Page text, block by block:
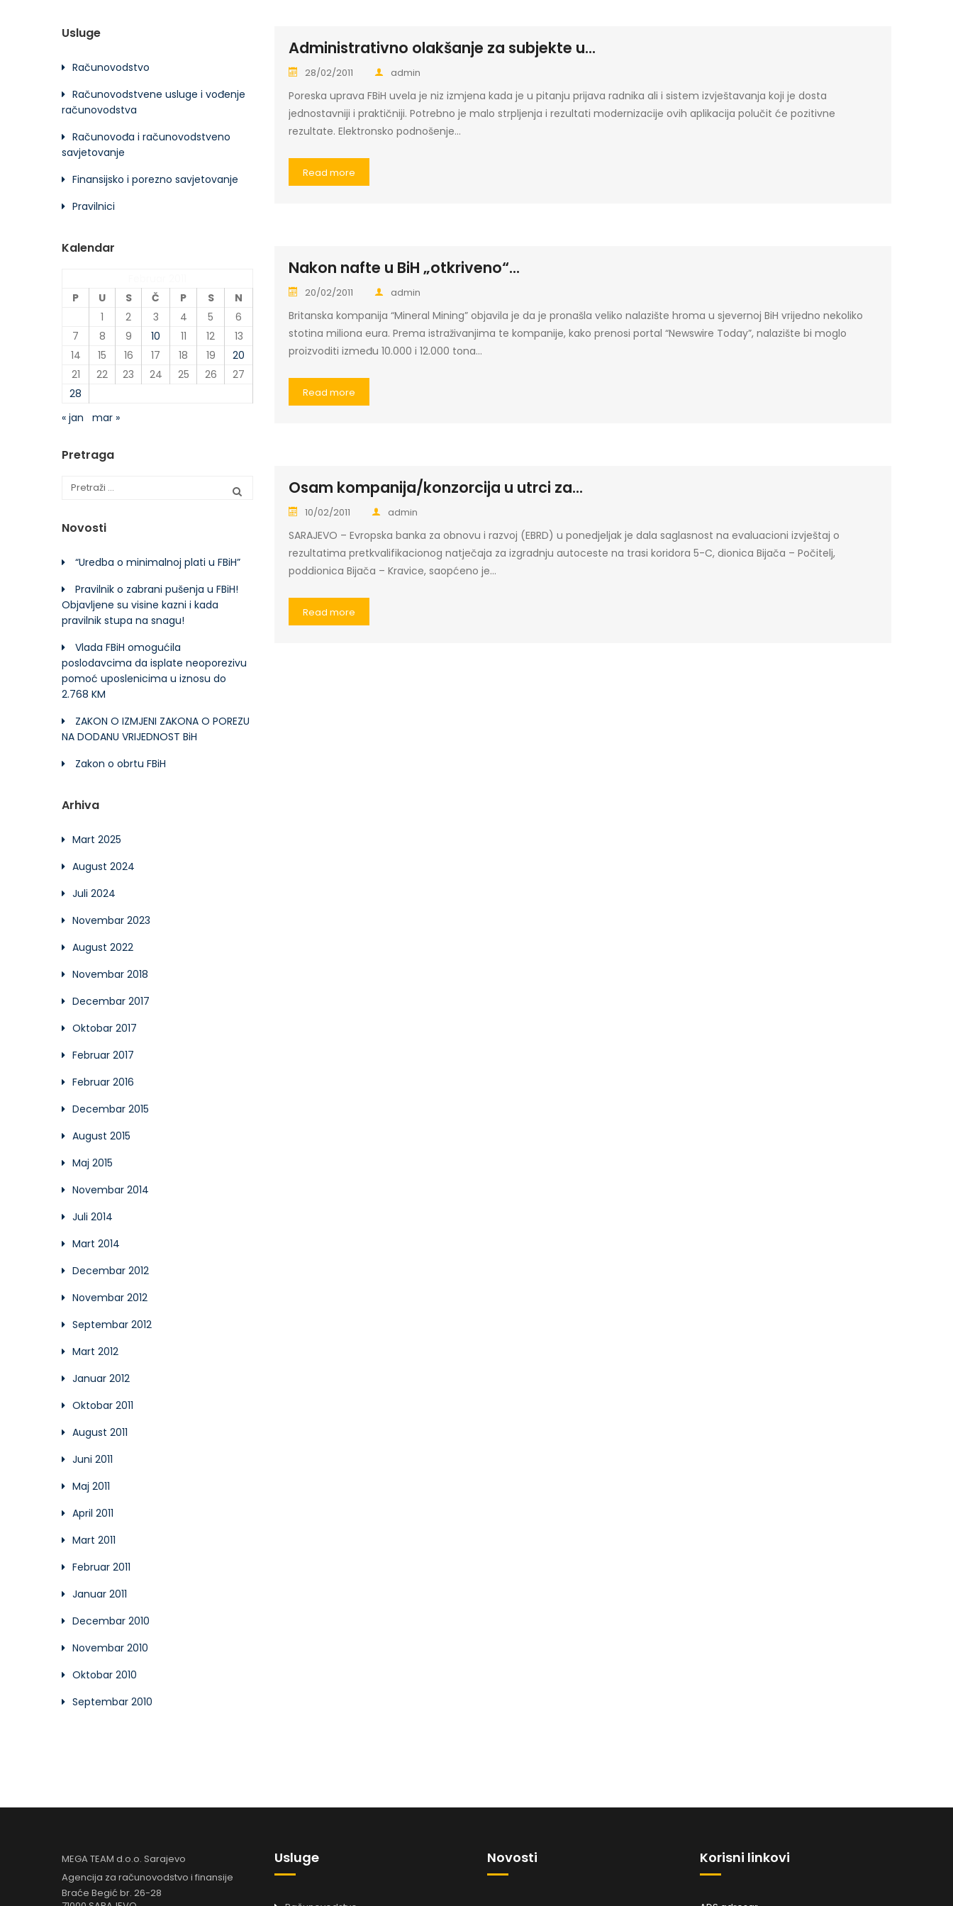
Administrativno olakšanje za subjekte u...
28/02/2011 admin
Poreska uprava FBiH uvela je niz izmjena kada je u pitanju prijava radnika ali i sistem izvještavanja koji je dosta
jednostavniji i praktičniji. Potrebno je malo strpljenja i rezultati modernizacije ovih aplikacija polučit će pozitivne
rezultate. Elektronsko podnošenje…
Read more
Nakon nafte u BiH „otkriveno“...
20/02/2011 admin
Britanska kompanija “Mineral Mining” objavila je da je pronašla veliko nalazište hroma u sjevernoj BiH vrijedno nekoliko
stotina miliona eura. Prema istraživanjima te kompanije, kako prenosi portal “Newswire Today”, nalazište bi moglo
proizvoditi između 10.000 i 12.000 tona…
Read more
Osam kompanija/konzorcija u utrci za...
10/02/2011 admin
SARAJEVO – Evropska banka za obnovu i razvoj (EBRD) u ponedjeljak je dala saglasnost na evaluacioni izvještaj o
rezultatima pretkvalifikacionog natječaja za izgradnju autoceste na trasi koridora 5-C, dionica Bijača – Počitelj,
poddionica Bijača – Kravice, saopćeno je…
Read more
Usluge
Računovodstvo
Računovodstvene usluge i vođenje
računovodstva
Računovođa i računovodstveno
savjetovanje
Finansijsko i porezno savjetovanje
Pravilnici
Kalendar
P
U S Č P S
N
1
2 3 4 5
6
7
8 9 10 11 12
13
14
15 16 17 18 19
20
21
22 23 24 25 26
27
28
« jan
mar »
Pretraga
Novosti
“Uredba o minimalnoj plati u FBiH”
Pravilnik o zabrani pušenja u FBiH!
Objavljene su visine kazni i kada
pravilnik stupa na snagu!
Vlada FBiH omogućila
poslodavcima da isplate neoporezivu
pomoć uposlenicima u iznosu do
2.768 KM
ZAKON O IZMJENI ZAKONA O POREZU
NA DODANU VRIJEDNOST BiH
Zakon o obrtu FBiH
Arhiva
Mart 2025
August 2024
Juli 2024
Novembar 2023
August 2022
Novembar 2018
Decembar 2017
Oktobar 2017
Februar 2017
Februar 2016
Decembar 2015
August 2015
Maj 2015
Novembar 2014
Juli 2014
Mart 2014
Decembar 2012
Novembar 2012
Septembar 2012
Mart 2012
Januar 2012
Oktobar 2011
August 2011
Juni 2011
Maj 2011
April 2011
Mart 2011
Februar 2011
Januar 2011
Decembar 2010
Novembar 2010
Oktobar 2010
Septembar 2010
MEGA TEAM d.o.o. Sarajevo
Agencija za računovodstvo i finansije
Braće Begić br. 26-28
Usluge Novosti Korisni linkovi